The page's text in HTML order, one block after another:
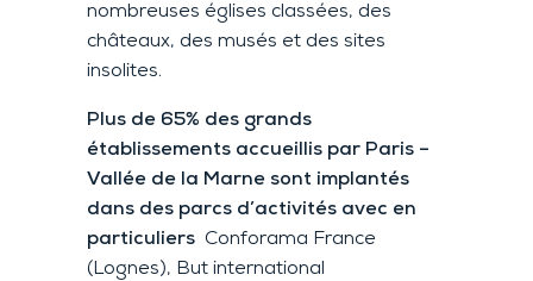
nombreuses églises classées, des
châteaux, des musés et des sites
insolites.
Plus de 65% des grands
établissements accueillis par Paris –
Vallée de la Marne sont implantés
dans des parcs d’activités avec en
particuliers Conforama France
(Lognes), But international